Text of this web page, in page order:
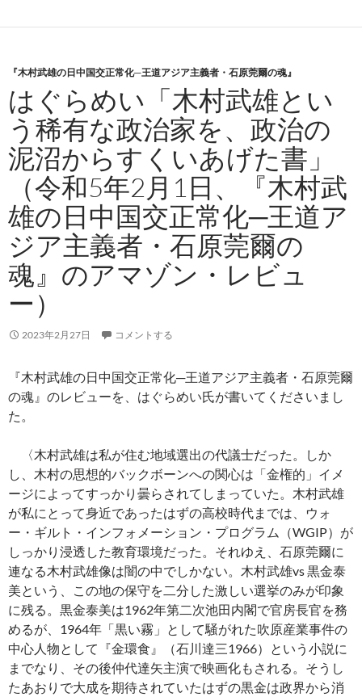
『木村武雄の日中国交正常化─王道アジア主義者・石原莞爾の魂』
はぐらめい「木村武雄とい
う稀有な政治家を、政治の
泥沼からすくいあげた書」
（令和5年2月1日、『木村武
雄の日中国交正常化─王道ア
ジア主義者・石原莞爾の
魂』のアマゾン・レビュ
ー）
2023年2月27日 コメントする
『木村武雄の日中国交正常化─王道アジア主義者・石原莞爾
の魂』のレビューを、はぐらめい氏が書いてくださいまし
た。
〈木村武雄は私が住む地域選出の代議士だった。しか
し、木村の思想的バックボーンへの関心は「金権的」イメ
ージによってすっかり曇らされてしまっていた。木村武雄
が私にとって身近であったはずの高校時代までは、ウォ
ー・ギルト・インフォメーション・プログラム（WGIP）が
しっかり浸透した教育環境だった。それゆえ、石原莞爾に
連なる木村武雄像は闇の中でしかない。木村武雄vs 黒金泰
美という、この地の保守を二分した激しい選挙のみが印象
に残る。黒金泰美は1962年第二次池田内閣で官房長官を務
めるが、1964年「黒い霧」として騒がれた吹原産業事件の
中心人物として『金環食』（石川達三1966）という小説に
までなり、その後仲代達矢主演で映画化もされる。そうし
たあおりで大成を期待されていたはずの黒金は政界から消